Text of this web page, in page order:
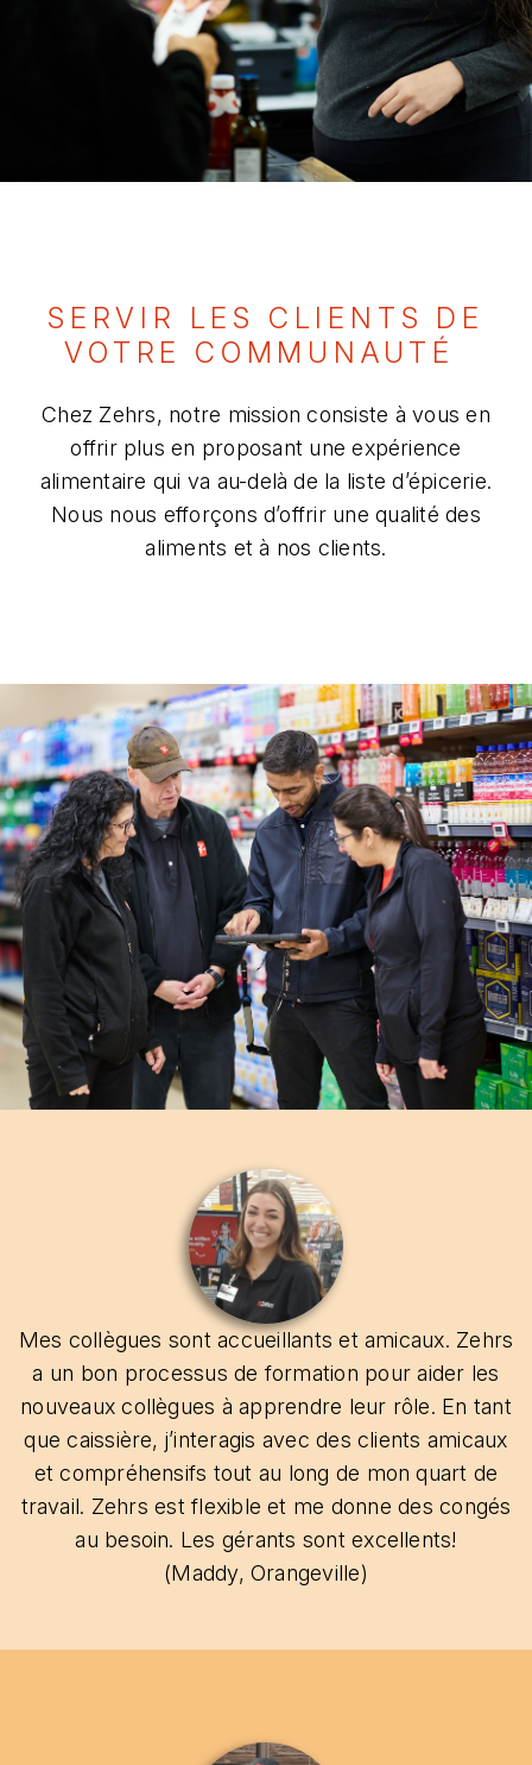
SERVIR LES CLIENTS DE
VOTRE COMMUNAUTÉ ​
Chez Zehrs, notre mission consiste à vous en
offrir plus en proposant une expérience
alimentaire qui va au-delà de la liste d’épicerie.
Nous nous efforçons d’offrir une qualité des
aliments et à nos clients.
Mes collègues sont accueillants et amicaux. Zehrs
a un bon processus de formation pour aider les
nouveaux collègues à apprendre leur rôle. En tant
que caissière, j’interagis avec des clients amicaux
et compréhensifs tout au long de mon quart de
travail. Zehrs est flexible et me donne des congés
au besoin. Les gérants sont excellents!
(Maddy, Orangeville)